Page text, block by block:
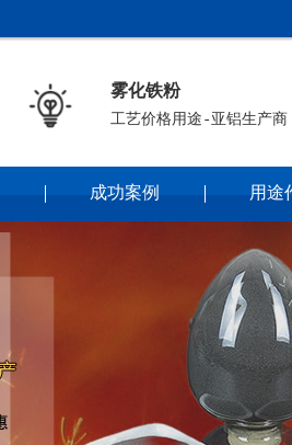
雾化铁粉
工艺价格用途-亚铝生产商
成功案例 用途